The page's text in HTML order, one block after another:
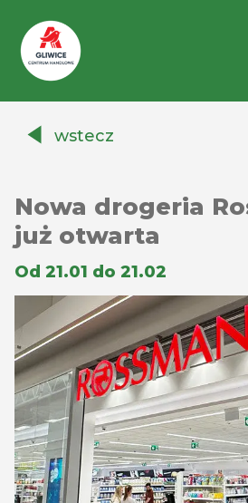
Auchanwstecz
Nowa drogeria
już otwarta
Od 21.01 do 21.02